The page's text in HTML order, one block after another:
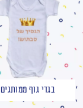
בגדי גוף ממותגים